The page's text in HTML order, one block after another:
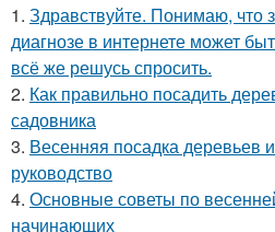
1. Здравствуйте. Понимаю, что
диагнозе в интернете может
всё же решусь спросить.
2. Как правильно посадить
садовника
3. Весенняя посадка деревьев
руководство
4. Основные советы по
начинающих